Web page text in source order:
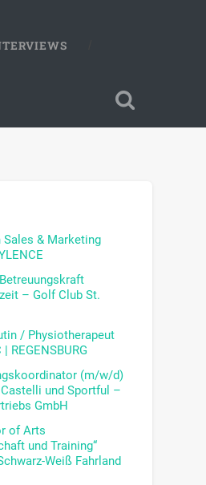
& Marketing
– Golf Club St.
/ Physiotherapeut
REGENSBURG
(m/w/d)
und Sportful –
GmbH
of Arts
und Training“
Weiß Fahrland